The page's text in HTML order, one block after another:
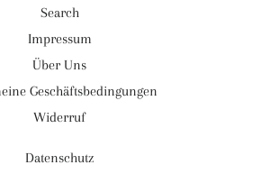
Search
Impressum
Über Uns
Geschäftsbedingungen
Widerruf
Datenschutz